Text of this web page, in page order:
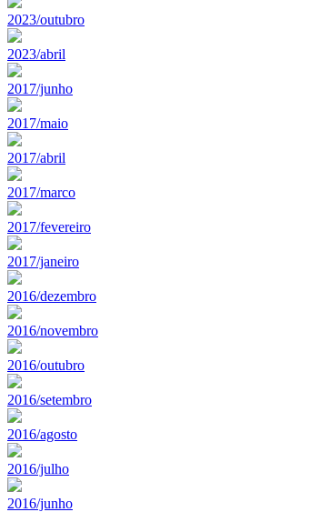
2023/outubro
2023/abril
2017/junho
2017/maio
2017/abril
2017/marco
2017/fevereiro
2017/janeiro
2016/dezembro
2016/novembro
2016/outubro
2016/setembro
2016/agosto
2016/julho
2016/junho